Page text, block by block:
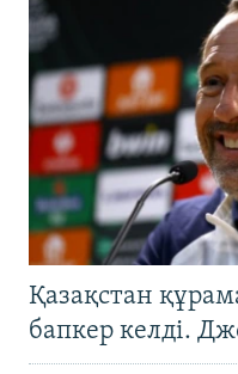
Қазақстан
бапкер келді.